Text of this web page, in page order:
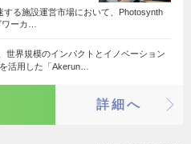
する施設運営市場において、Photosynth
ーカ…
世界規模のインパクトとイノベーション
活用した「Akerun…
詳細へ